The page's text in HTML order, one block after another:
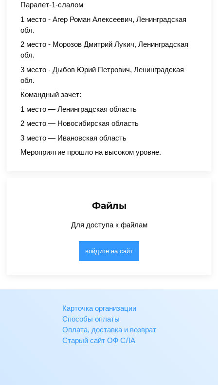
Паралет-1-слалом
1 место - Агер Роман Алексеевич, Ленинградская
обл.
2 место - Морозов Дмитрий Лукич, Ленинградская
обл.
3 место - Дыбов Юрий Петрович, Ленинградская
обл.
Командный зачет:
1 место — Ленинградская область
2 место — Новосибирская область
3 место — Ивановская область
Мероприятие прошло на высоком уровне.
Файлы
Для доступа к файлам
войдите на сайт
Карточка организации
Способы оплаты
Оплата, доставка и возврат
Старый сайт ОФ СЛА